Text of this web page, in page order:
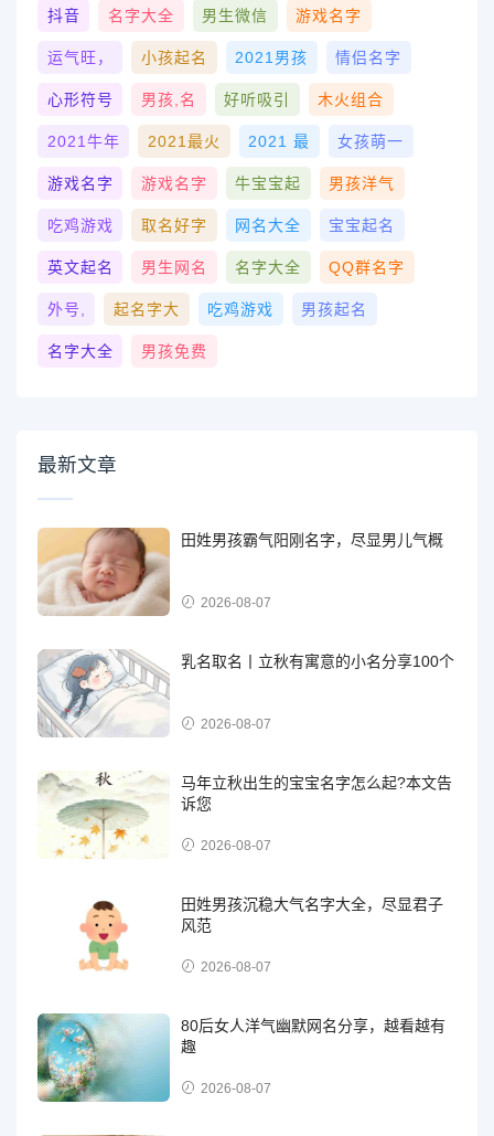
抖音 名字大全 男生微信 游戏名字
运气旺， 小孩起名 2021男孩 情侣名字
心形符号 男孩,名 好听吸引 木火组合
2021牛年 2021最火 2021 最 女孩萌一
游戏名字 游戏名字 牛宝宝起 男孩洋气
吃鸡游戏 取名好字 网名大全 宝宝起名
英文起名 男生网名 名字大全 QQ群名字
外号, 起名字大 吃鸡游戏 男孩起名
名字大全 男孩免费
最新文章
田姓男孩霸气阳刚名字，尽显男儿气概
2026-08-07
乳名取名丨立秋有寓意的小名分享100个
2026-08-07
马年立秋出生的宝宝名字怎么起?本文告
诉您
2026-08-07
田姓男孩沉稳大气名字大全，尽显君子
风范
2026-08-07
80后女人洋气幽默网名分享，越看越有
趣
2026-08-07